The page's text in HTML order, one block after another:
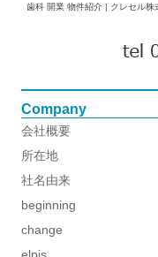
歯科 開業 物件紹介 | クレセル株
Company
会社概要
所在地
社名由来
beginning
change